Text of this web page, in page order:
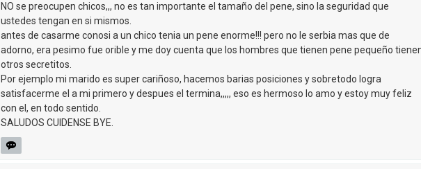
NO se preocupen chicos,,, no es tan importante el tamaño del pene, sino la seguridad que
ustedes tengan en si mismos.
antes de casarme conosi a un chico tenia un pene enorme!!! pero no le serbia mas que de
adorno, era pesimo fue orible y me doy cuenta que los hombres que tienen pene pequeño
otros secretitos.
Por ejemplo mi marido es super cariñoso, hacemos barias posiciones y sobretodo logra
satisfacerme el a mi primero y despues el termina,,,,, eso es hermoso lo amo y estoy muy feliz
con el, en todo sentido.
SALUDOS CUIDENSE BYE.